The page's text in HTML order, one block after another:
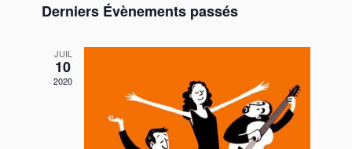
de
une
Derniers Évènements passés
JUIL
10
2020